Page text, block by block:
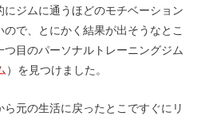
にジムに通うほどのモチベーション
で、とにかく結果が出そうなとこ
目のパーソナルトレーニングジム
）を見つけました。
元の生活に戻ったとこですぐにリ